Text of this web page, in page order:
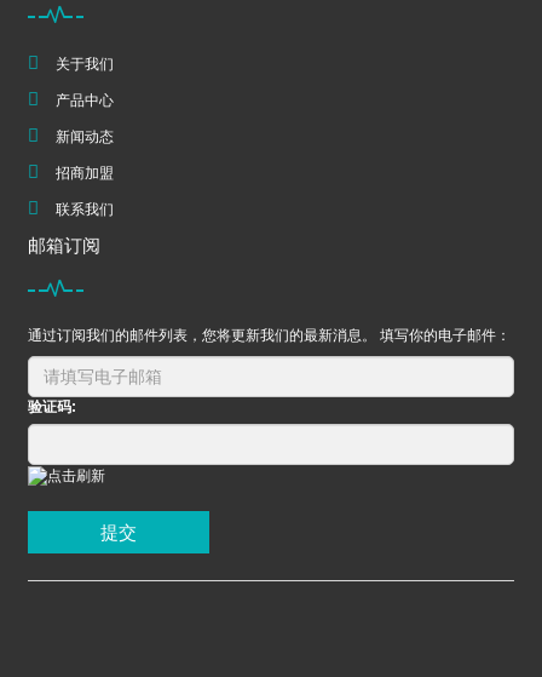
关于我们
产品中心
新闻动态
招商加盟
联系我们
邮箱订阅
通过订阅我们的邮件列表，您将更新我们的最新消息。 填写你的电子邮件：
验证码:
提交